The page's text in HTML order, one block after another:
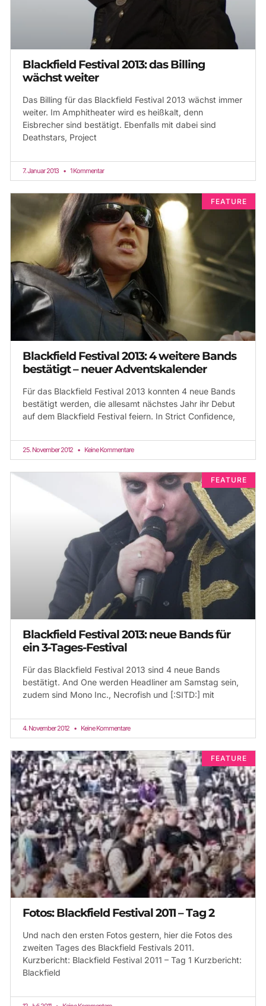
Blackfield Festival 2013: das Billing
wächst weiter
Das Billing für das Blackfield Festival 2013 wächst immer
weiter. Im Amphitheater wird es heißkalt, denn
Eisbrecher sind bestätigt. Ebenfalls mit dabei sind
Deathstars, Project
7. Januar 2013 1 Kommentar
FEATURE
Blackfield Festival 2013: 4 weitere Bands
bestätigt – neuer Adventskalender
Für das Blackfield Festival 2013 konnten 4 neue Bands
bestätigt werden, die allesamt nächstes Jahr ihr Debut
auf dem Blackfield Festival feiern. In Strict Confidence,
25. November 2012 Keine Kommentare
FEATURE
Blackfield Festival 2013: neue Bands für
ein 3-Tages-Festival
Für das Blackfield Festival 2013 sind 4 neue Bands
bestätigt. And One werden Headliner am Samstag sein,
zudem sind Mono Inc., Necrofish und [:SITD:] mit
4. November 2012 Keine Kommentare
FEATURE
Fotos: Blackfield Festival 2011 – Tag 2
Und nach den ersten Fotos gestern, hier die Fotos des
zweiten Tages des Blackfield Festivals 2011.
Kurzbericht: Blackfield Festival 2011 – Tag 1 Kurzbericht:
Blackfield